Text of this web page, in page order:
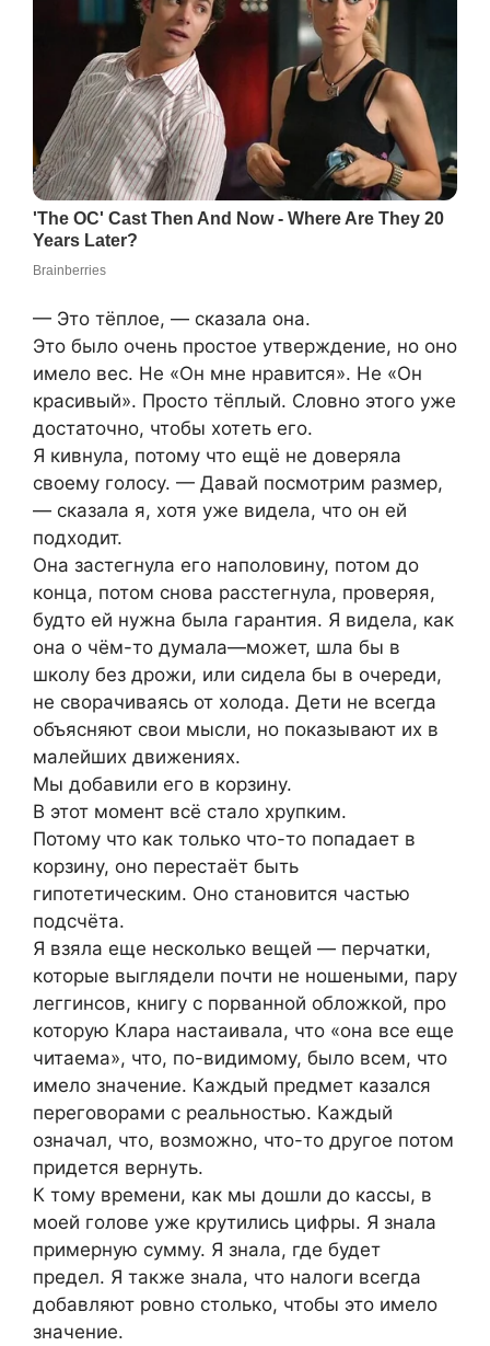
— Это тёплое, — сказала она.
Это было очень простое утверждение, но оно
имело вес. Не «Он мне нравится». Не «Он
красивый». Просто тёплый. Словно этого уже
достаточно, чтобы хотеть его.
Я кивнула, потому что ещё не доверяла
своему голосу. — Давай посмотрим размер,
— сказала я, хотя уже видела, что он ей
подходит.
Она застегнула его наполовину, потом до
конца, потом снова расстегнула, проверяя,
будто ей нужна была гарантия. Я видела, как
она о чём-то думала—может, шла бы в
школу без дрожи, или сидела бы в очереди,
не сворачиваясь от холода. Дети не всегда
объясняют свои мысли, но показывают их в
малейших движениях.
Мы добавили его в корзину.
В этот момент всё стало хрупким.
Потому что как только что-то попадает в
корзину, оно перестаёт быть
гипотетическим. Оно становится частью
подсчёта.
Я взяла еще несколько вещей — перчатки,
которые выглядели почти не ношеными, пару
леггинсов, книгу с порванной обложкой, про
которую Клара настаивала, что «она все еще
читаема», что, по-видимому, было всем, что
имело значение. Каждый предмет казался
переговорами с реальностью. Каждый
означал, что, возможно, что-то другое потом
придется вернуть.
К тому времени, как мы дошли до кассы, в
моей голове уже крутились цифры. Я знала
примерную сумму. Я знала, где будет
предел. Я также знала, что налоги всегда
добавляют ровно столько, чтобы это имело
значение.